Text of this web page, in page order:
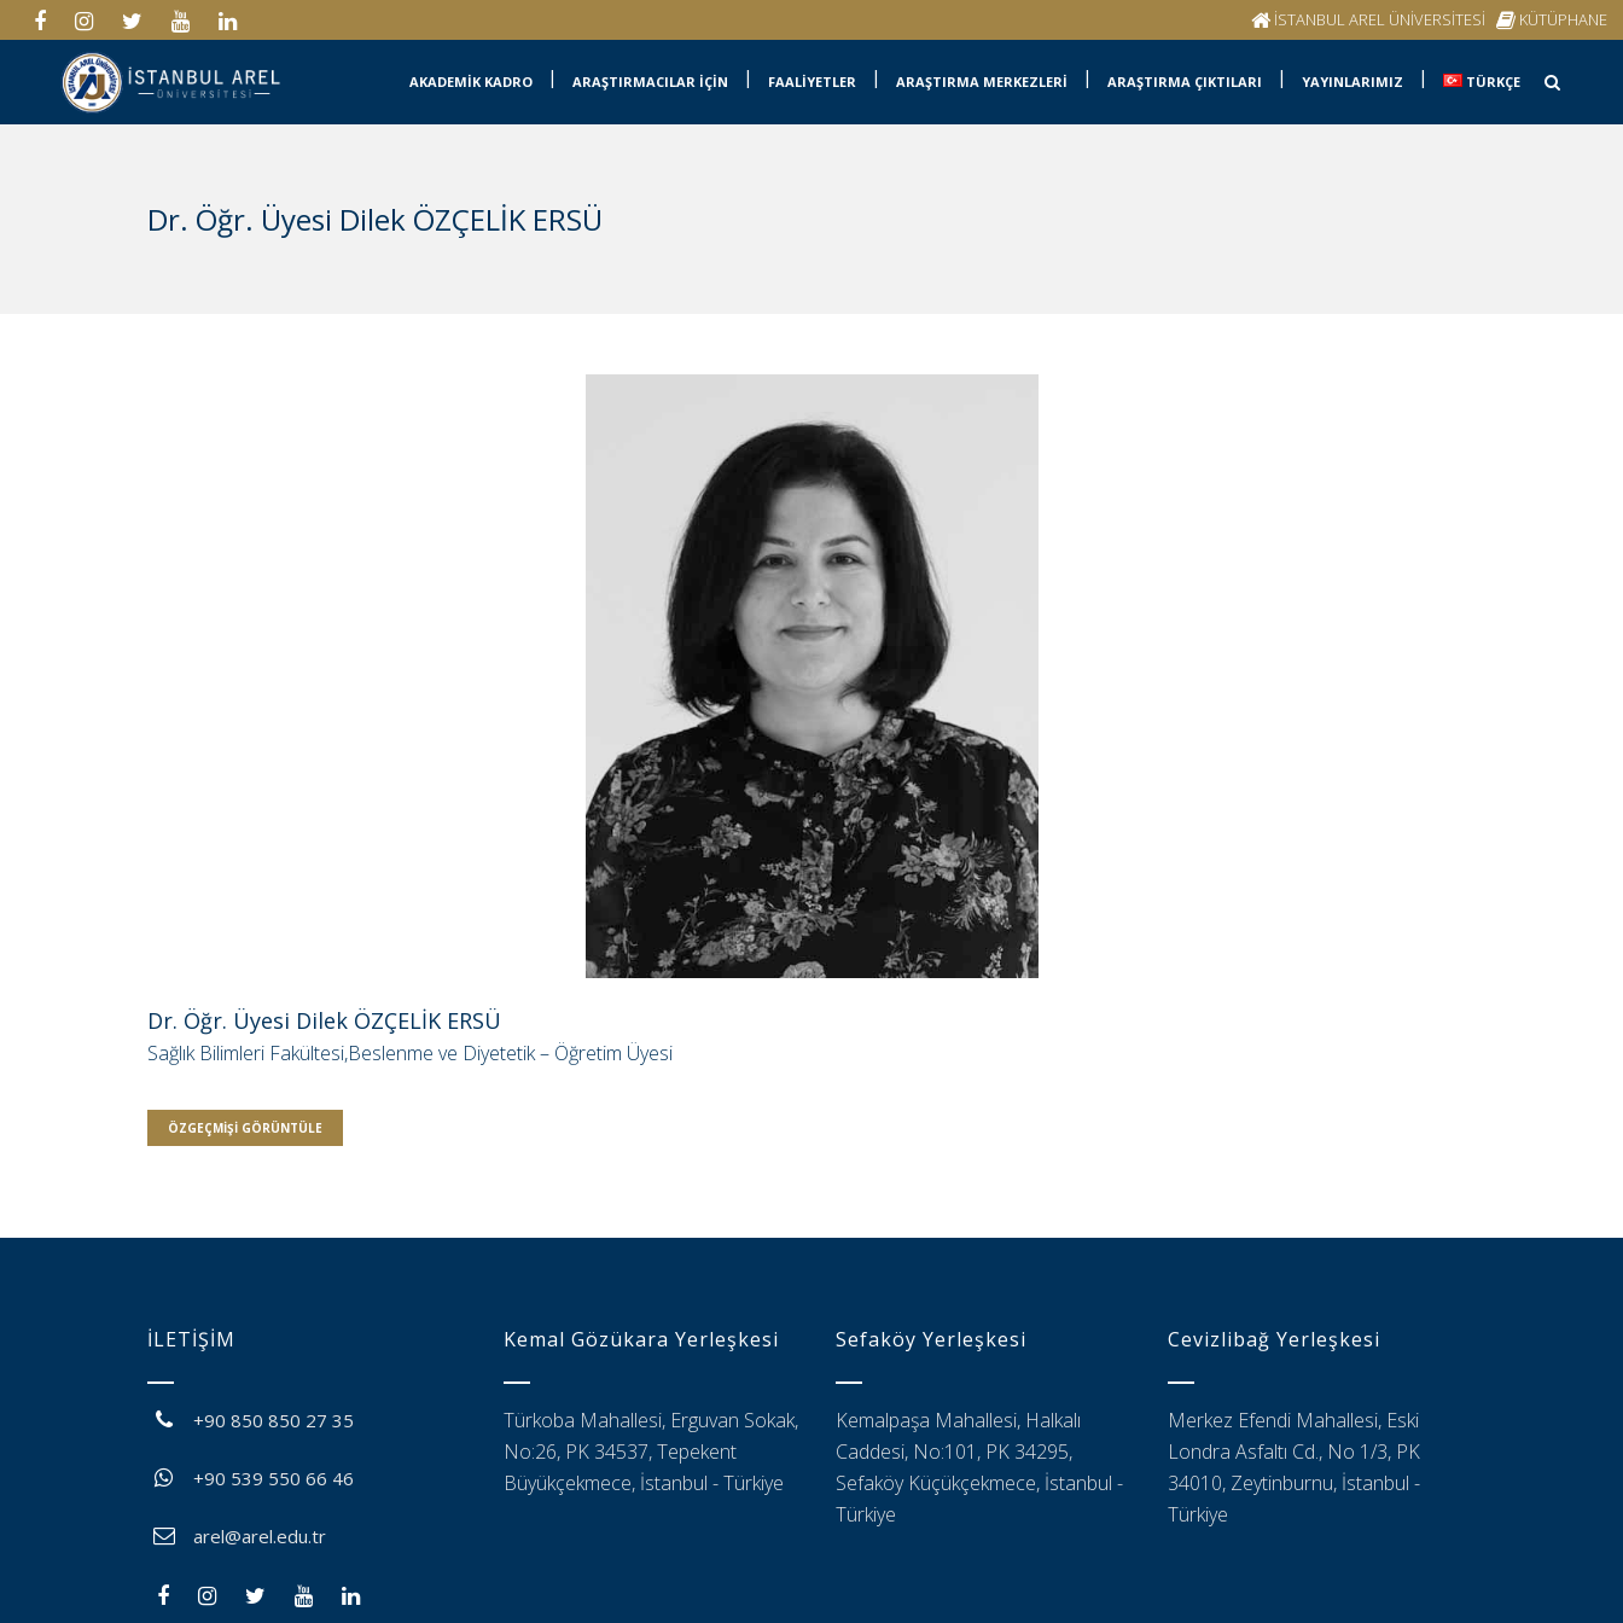
İSTANBUL AREL ÜNİVERSİTESİ KÜTÜPHANE
AKADEMİK KADRO ARAŞTIRMACILAR İÇİN FAALİYETLER ARAŞTIRMA MERKEZLERİ ARAŞTIRMA ÇIKTILARI YAYINLARIMIZ TÜRKÇE
Dr. Öğr. Üyesi Dilek ÖZÇELİK ERSÜ
Dr. Öğr. Üyesi Dilek ÖZÇELİK ERSÜ
Sağlık Bilimleri Fakültesi,Beslenme ve Diyetetik – Öğretim Üyesi
ÖZGEÇMIŞI GÖRÜNTÜLE
İLETİŞİM
+90 850 850 27 35
+90 539 550 66 46
arel@arel.edu.tr
Kemal Gözükara Yerleşkesi
Türkoba Mahallesi, Erguvan Sokak,
No:26, PK 34537, Tepekent
Büyükçekmece, İstanbul - Türkiye
Sefaköy Yerleşkesi
Kemalpaşa Mahallesi, Halkalı
Caddesi, No:101, PK 34295,
Sefaköy Küçükçekmece, İstanbul -
Türkiye
Cevizlibağ Yerleşkesi
Merkez Efendi Mahallesi, Eski
Londra Asfaltı Cd., No 1/3, PK
34010, Zeytinburnu, İstanbul -
Türkiye